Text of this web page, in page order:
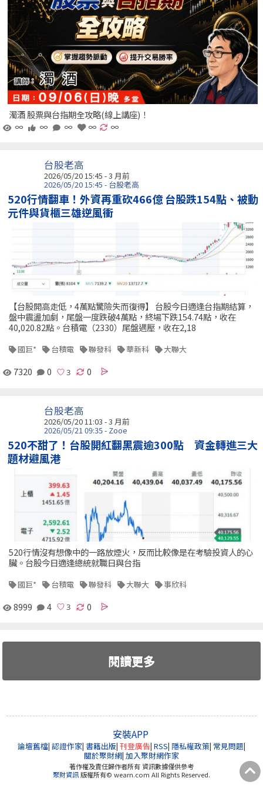
濁酒 股票與台指期全攻略(線上講座)！
∞
∞ ∞ ∞ ∞
台股老高
2026/05/20 15:45 - 3 月前
2026/05/20 15:45 - 台股老高
520行情翻車！外資再重砍466億 台股跌154點、被動
元件與貨櫃三雄逆風衝
【台股開高走低，4萬點驚險失而復得】 台股今日適逢台指期結算，
盤中震盪加劇，尾盤一度跌破4萬點，終場下跌154.74點，收在
40,020.82點。台積電（2330）尾盤遇壓，收在2,18
國巨* 台積電 聯發科 華新科 大聯大
7320 0 0
台股老高
2026/05/20 11:03 - 3 月前
2026/05/21 09:35 - Zooe
520不甜了！台股開紅翻黑震逾300點 資金轉進三大
題材避風港
520行情沒有想像中的一路放煙火，反而比較像是在考驗投資人的心
臟。台股今日適逢總統就職日與台指
國巨* 台積電 聯發科 大聯大 事欣科
8999 4 0
閱讀更多
安裝APP
論壇舊檔| 認證作家| 書籍出版| 刊登廣告| RSS| 隱私權政策| 常見問題|
關於聚財網| 加入聚財網作家
著作權及責任歸作者所有 資訊數據僅供參考
聚財資訊版權所有© wearn.com All Rights Reserved.